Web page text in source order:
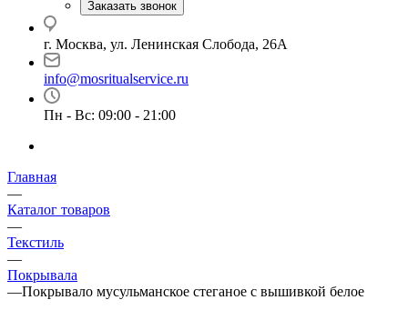
Заказать звонок
г. Москва, ул. Ленинская Слобода, 26А
info@mosritualservice.ru
Пн - Вс: 09:00 - 21:00
Главная
—
Каталог товаров
—
Текстиль
—
Покрывала
—Покрывало мусульманское стеганое с вышивкой белое